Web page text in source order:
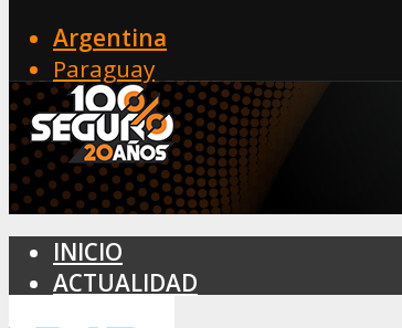
Argentina
Paraguay
INICIO
ACTUALIDAD